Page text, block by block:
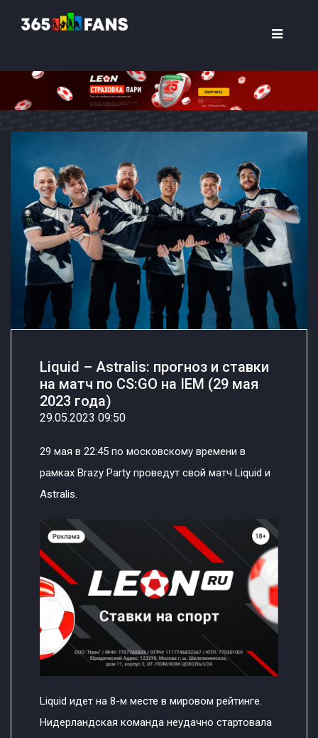
Liquid – Astralis: прогноз и ставки
на матч по CS:GO на IEM (29 мая
2023 года)
29.05.2023 09:50
29 мая в 22:45 по московскому времени в
рамках Brazy Party проведут свой матч Liquid и
Astralis.
Liquid идет на 8-м месте в мировом рейтинге.
Нидерландская команда неудачно стартовала